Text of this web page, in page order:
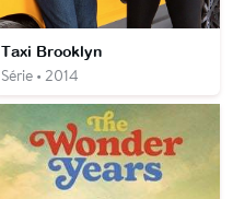
Taxi Brooklyn
Série • 2014